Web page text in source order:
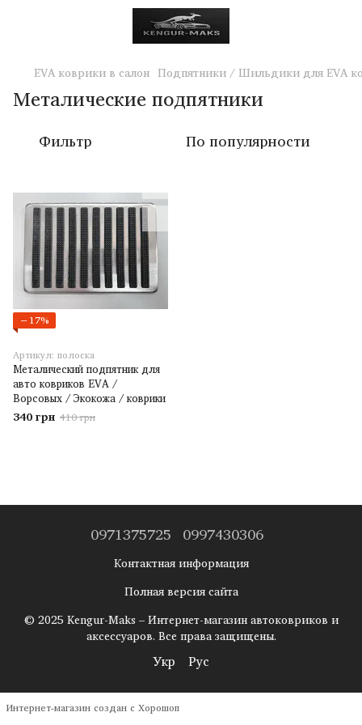
EVA коврики в салон Подпятники / Шильдики для EVA
Металические подпятники
Фильтр По популярности
−17%
Артикул: полоска
Металический подпятник для
авто ковриков EVA /
Ворсовых / Экокожа / коврики
340 грн 410 грн
0971375725 0997430306
Контактная информация
Полная версия сайта
© 2025 Kengur-Maks – Интернет-магазин автоковриков и
аксессуаров. Все права защищены.
Укр Рус
Интернет-магазин создан с Хорошоп